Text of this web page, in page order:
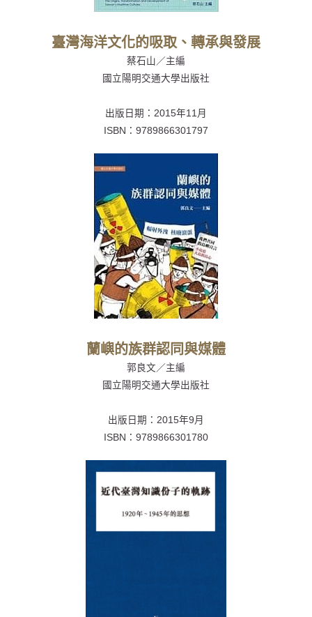
臺灣海洋文化的吸取、轉承與發展
蔡石山／主編
國立陽明交通大學出版社
出版日期： 2015年11月
ISBN： 9789866301797
蘭嶼的族群認同與媒體
郭良文／主編
國立陽明交通大學出版社
出版日期： 2015年9月
ISBN： 9789866301780